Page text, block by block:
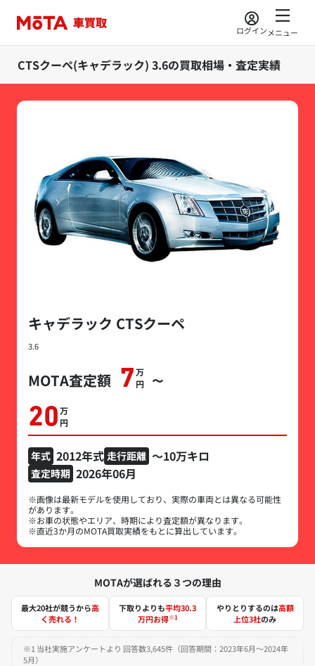
ログインメニュー
CTSクーペ(キャデラック) 3.6の買取相場・査定実績
キャデラック CTSクーペ
3.6
MOTA査定額 7万円 〜
20万円
年式 2012年式 走行距離 ～10万キロ
査定時期 2026年06月
※画像は最新モデルを使用しており、実際の車両とは異なる可能性
があります。
※お車の状態やエリア、時期により査定額が異なります。
※直近3か月のMOTA買取実績をもとに算出しています。
MOTAが選ばれる３つの理由
最大20社が競うから高
く売れる！
下取りよりも平均30.3
万円お得※1
やりとりするのは高額
上位3社のみ
※1 当社実施アンケートより 回答数3,645件（回答期間：2023年6月～2024年
5月）